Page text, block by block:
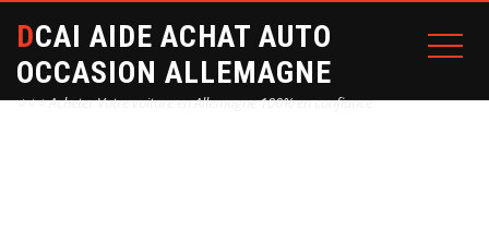
DCAI AIDE ACHAT AUTO
OCCASION ALLEMAGNE
⭐⭐⭐ Acheter Votre voiture en Allemagne 100% en confiance